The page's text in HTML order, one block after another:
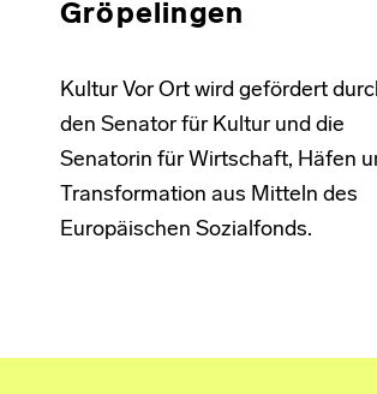
Gröpelingen
Kultur Vor Ort wird gefördert
den Senator für Kultur und die
Senatorin für Wirtschaft, Häfen
Transformation aus Mitteln des
Europäischen Sozialfonds.